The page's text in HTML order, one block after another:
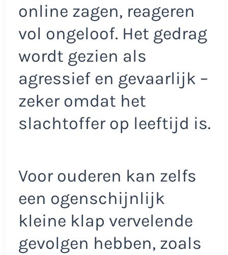
online zagen, reageren
vol ongeloof. Het gedrag
wordt gezien als
agressief en gevaarlijk –
zeker omdat het
slachtoffer op leeftijd is.
Voor ouderen kan zelfs
een ogenschijnlijk
kleine klap vervelende
gevolgen hebben, zoals